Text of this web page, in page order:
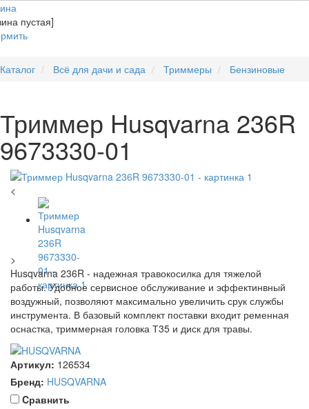
пустая]
Каталог Всё для дачи и сада Триммеры Бензиновые
Триммер Husqvarna 236R
9673330-01
<
>
Husqvarna 236R - надежная травокосилка для тяжелой
работы. Удобное сервисное обслуживание и эффектинвный
воздужный, позволяют максимально увеличить срук службы
инструмента. В базовый комплект поставки входит ременная
оснастка, триммерная головка Т35 и диск для травы.
Артикул: 126534
Бренд: HUSQVARNA
Cравнить